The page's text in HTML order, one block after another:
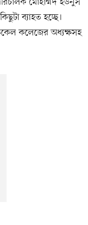
ব্যাহত হচ্ছে।
কলেজের অধ্যক্ষসহ